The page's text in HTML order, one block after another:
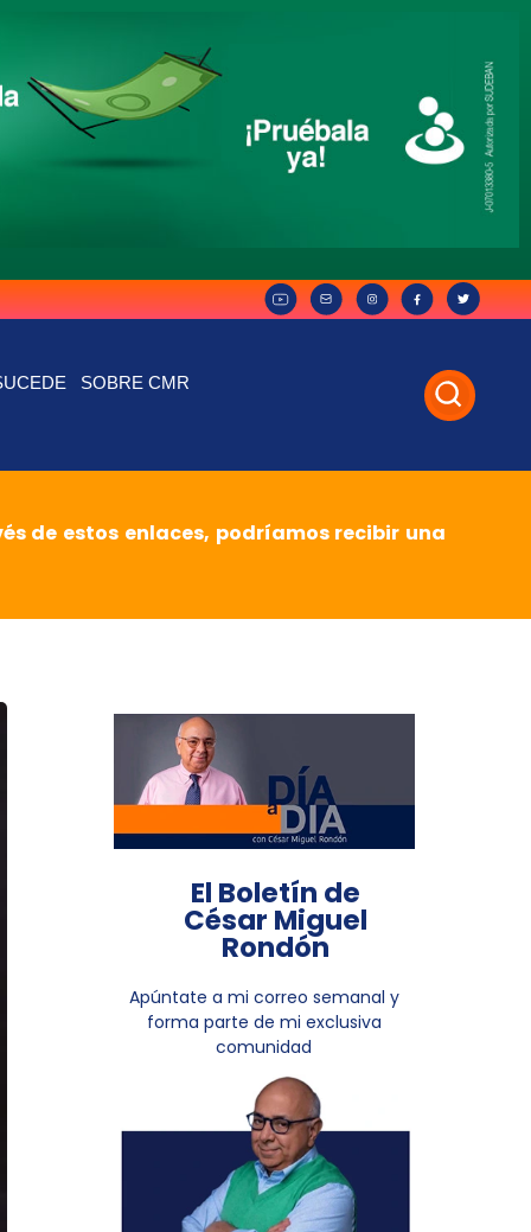
SOBRE CMR
de estos enlaces, podríamos recibir una
El Boletín de
César Miguel
Rondón
Apúntate a mi correo semanal y
forma parte de mi exclusiva
comunidad